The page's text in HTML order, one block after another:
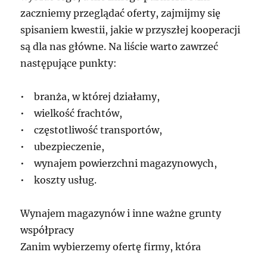
zaczniemy przeglądać oferty, zajmijmy się
spisaniem kwestii, jakie w przyszłej kooperacji
są dla nas główne. Na liście warto zawrzeć
następujące punkty:
• branża, w której działamy,
• wielkość frachtów,
• częstotliwość transportów,
• ubezpieczenie,
• wynajem powierzchni magazynowych,
• koszty usług.
Wynajem magazynów i inne ważne grunty
współpracy
Zanim wybierzemy ofertę firmy, która